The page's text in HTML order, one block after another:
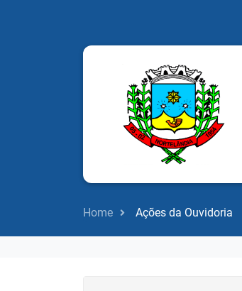
Home Ações da Ouvidoria